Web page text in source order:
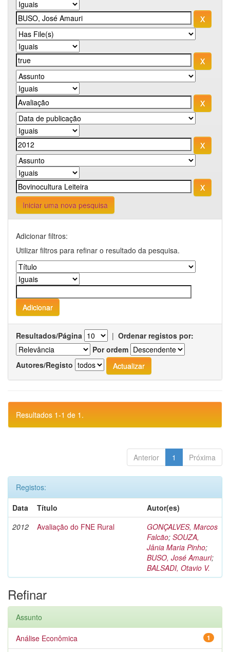
Iniciar uma nova pesquisa
Adicionar filtros:
Utilizar filtros para refinar o resultado da pesquisa.
Resultados/Página | Ordenar registos por:
Por ordem
Autores/Registo
Resultados 1-1 de 1.
Anterior 1 Próxima
Registos:
Data
Título
Autor(es)
2012
Avaliação do FNE Rural
GONÇALVES, Marcos
Falcão; SOUZA,
Jânia Maria Pinho;
BUSO, José Amauri;
BALSADI, Otavio V.
Refinar
Assunto
1
Análise Econômica